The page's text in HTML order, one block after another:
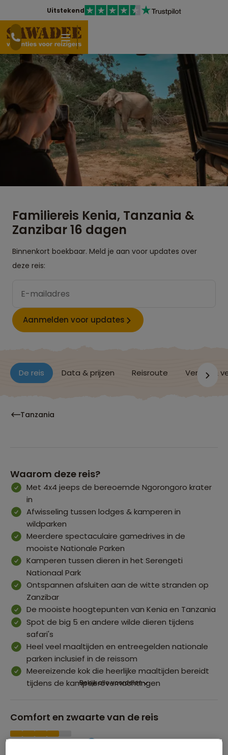
Uitstekend
Familiereis Kenia, Tanzania &
Zanzibar 16 dagen
Binnenkort boekbaar. Meld je aan voor updates over
deze reis:
Aanmelden voor updates
De reis Data & prijzen Reisroute Verblijf &
Tanzania
Waarom deze reis?
Met 4x4 jeeps de bereoemde Ngorongoro krater
in
Afwisseling tussen lodges & kamperen in
wildparken
Meerdere spectaculaire gamedrives in de
mooiste Nationale Parken
Kamperen tussen dieren in het Serengeti
Nationaal Park
Ontspannen afsluiten aan de witte stranden op
Zanzibar
De mooiste hoogtepunten van Kenia en Tanzania
Spot de big 5 en andere wilde dieren tijdens
safari's
Heel veel maaltijden en entreegelden nationale
parken inclusief in de reissom
Meereizende kok die heerlijke maaltijden bereidt
tijdens de kampeerovernachtingen
Bekijk alle voordelen
Comfort en zwaarte van de reis
Zwaarte van de reis